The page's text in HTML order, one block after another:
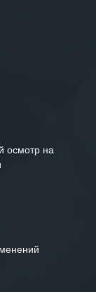
осмотр на